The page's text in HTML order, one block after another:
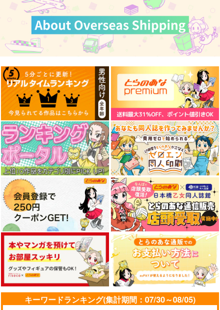
艦これプロレス 四方
山話２
Mystic Lab
660円（税込）
艦隊これくしょん-艦これ-
暁
空母ヲ級
サンプル
カート
艦これプロレス24
Mystic Lab
2,200 円（税込）
艦隊これくしょん-艦これ-
天龍
那珂
サンプル
カート
去年ルノアール鎮守府
で～
Paradise of Thunder
～
小書会
550円（税込）
艦隊これくしょん-艦これ-
電
サンプル
カート
妙齢型重巡伝 残念だ
よ!!足柄さん(48)
ボクカワウソ戦隊ビッ
クセブン
I/RO
モリモリ学マス7
キノコの森
1,572円（税込）
賀陽燐羽
サンプル
作品詳細
ときめけ！！イクサー
1
Rカフェ
787円（税込）
イクサー1
サンプル
作品詳細
治虫ゴッコ
はぁとふる売国奴
2,750円（税込）
ブラック・ジャック
サンプル
作品詳細
キーワードランキング(集計期間：07/30～08/05)